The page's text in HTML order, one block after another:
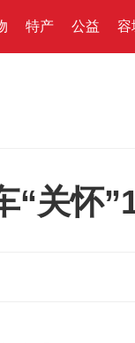
特产 公益 容
“关怀